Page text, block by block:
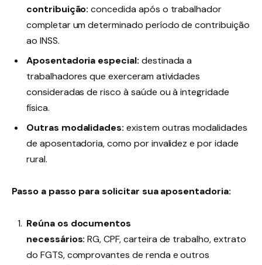
contribuição: concedida após o trabalhador
completar um determinado período de contribuição
ao INSS.
Aposentadoria especial: destinada a
trabalhadores que exerceram atividades
consideradas de risco à saúde ou à integridade
física.
Outras modalidades: existem outras modalidades
de aposentadoria, como por invalidez e por idade
rural.
Passo a passo para solicitar sua aposentadoria:
Reúna os documentos
necessários: RG, CPF, carteira de trabalho, extrato
do FGTS, comprovantes de renda e outros